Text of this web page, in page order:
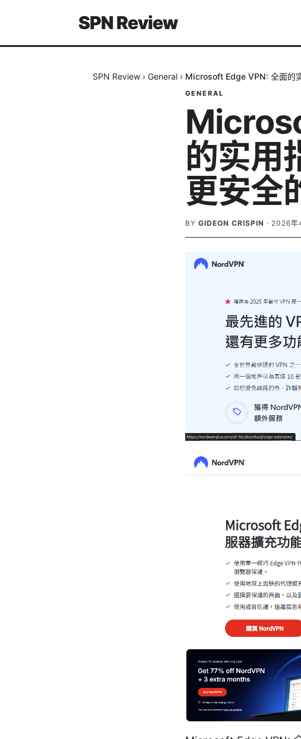
SPN Review
SPN Review › General › Microsoft Edge VPN: 全面的
GENERAL
的实用
更安全
BY GIDEON CRISPIN · 2026年